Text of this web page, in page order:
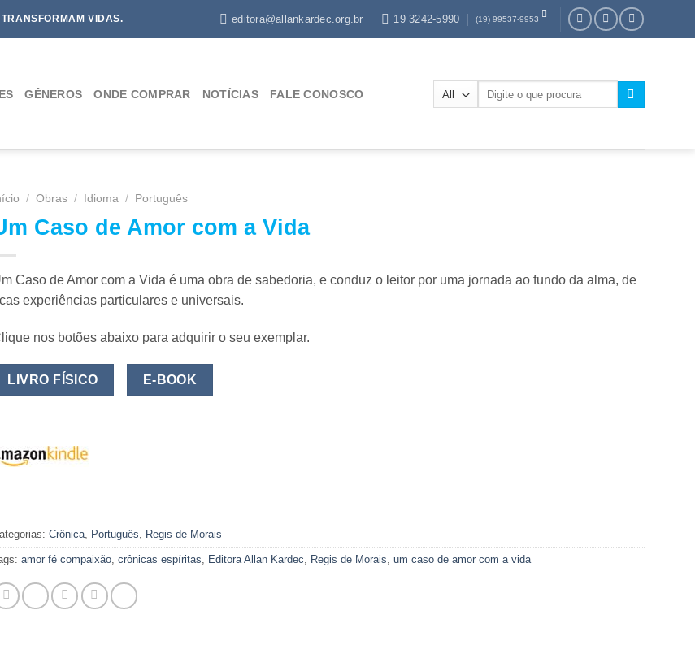
VIDAS. editora@allankardec.org.br 19 3242-5990 (19) 99537-9953
GÊNEROS ONDE COMPRAR NOTÍCIAS FALE CONOSCO
/ Obras / Idioma / Português
Caso de Amor com a Vida
Caso de Amor com a Vida é uma obra de sabedoria, e conduz o leitor por uma jornada ao fundo da alma, de
experiências particulares e universais.
nos botões abaixo para adquirir o seu exemplar.
LIVRO FÍSICO E-BOOK
Crônica, Português, Regis de Morais
amor fé compaixão, crônicas espíritas, Editora Allan Kardec, Regis de Morais, um caso de amor com a vida